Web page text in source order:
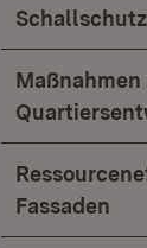
Fassaden